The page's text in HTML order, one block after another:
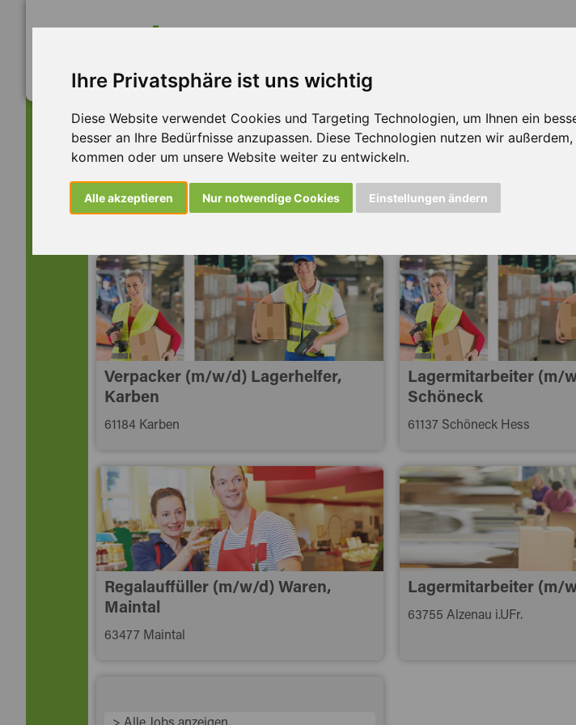
Ihre Privatsphäre ist uns wichtig
Diese Website verwendet Cookies und Targeting Technologien, um Ihnen ein
besser an Ihre Bedürfnisse anzupassen. Diese Technologien nutzen wir
kommen oder um unsere Website weiter zu entwickeln.
Alle akzeptieren Nur notwendige Cookies Einstellungen ändern
Dieser Job ist leider nicht mehr
... aber vielleicht ist hier etwas dabei:
Verpacker (m/w/d) Lagerhelfer,
Karben
61184 Karben
Lagermitarbeiter (m/
Schöneck
61137 Schöneck Hess
Regalauffüller (m/w/d) Waren,
Maintal
63477 Maintal
Lagermitarbeiter (m/
63755 Alzenau i.UFr.